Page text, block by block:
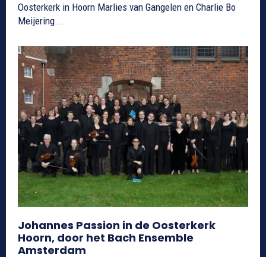
Oosterkerk in Hoorn Marlies van Gangelen en Charlie Bo
Meijering...
Johannes Passion in de Oosterkerk
Hoorn, door het Bach Ensemble
Amsterdam